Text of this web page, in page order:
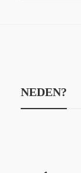
NEDEN?